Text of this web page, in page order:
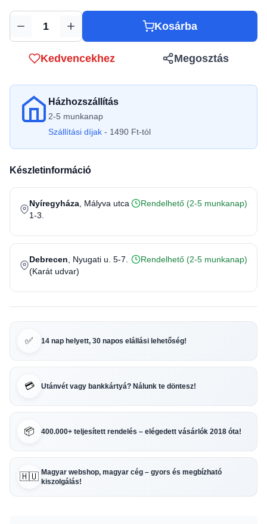
Mennyiség Kosárba
Kedvencekhez Megosztás
Házhozszállítás
2-5 munkanap
Szállítási díjak - 1490 Ft-tól
Készletinformáció
Nyíregyháza , Mályva utca
1-3.
Rendelhető (2-5 munkanap)
Debrecen , Nyugati u. 5-7.
(Karát udvar)
Rendelhető (2-5 munkanap)
✅ 14 nap helyett, 30 napos elállási lehetőség!
💳 Utánvét vagy bankkártyá? Nálunk te döntesz!
📦 400.000+ teljesített rendelés – elégedett vásárlók 2018 óta!
🇭🇺 Magyar webshop, magyar cég – gyors és megbízható
kiszolgálás!